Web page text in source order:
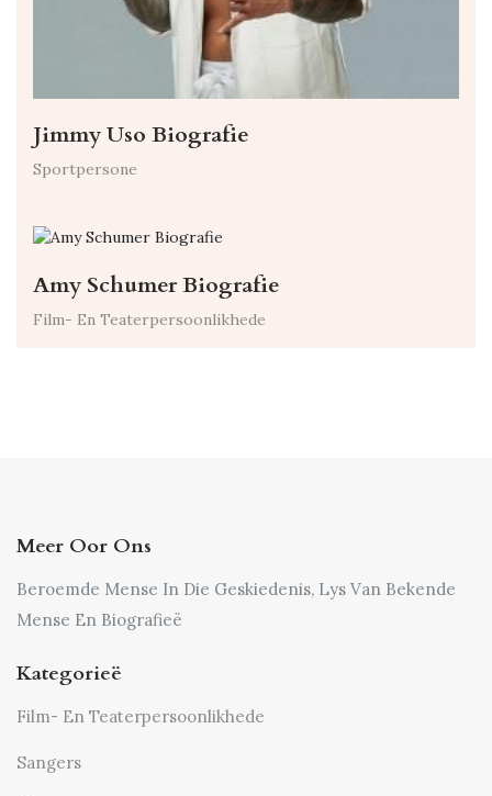
Jimmy Uso Biografie
Sportpersone
Amy Schumer Biografie
Film- En Teaterpersoonlikhede
Meer Oor Ons
Beroemde Mense In Die Geskiedenis, Lys Van Bekende
Mense En Biografieë
Kategorieë
Film- En Teaterpersoonlikhede
Sangers